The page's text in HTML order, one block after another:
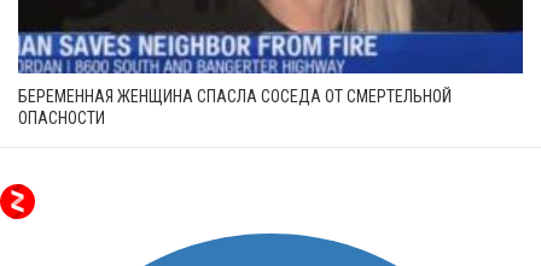
БЕРЕМЕННАЯ ЖЕНЩИНА СПАСЛА СОСЕДА ОТ СМЕРТЕЛЬНОЙ
ОПАСНОСТИ